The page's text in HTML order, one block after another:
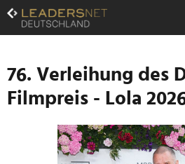
Zum
Inhalt
Zur
Navigation
Zur
Hauptnavigation
76. Verleihung des
Filmpreis - Lola